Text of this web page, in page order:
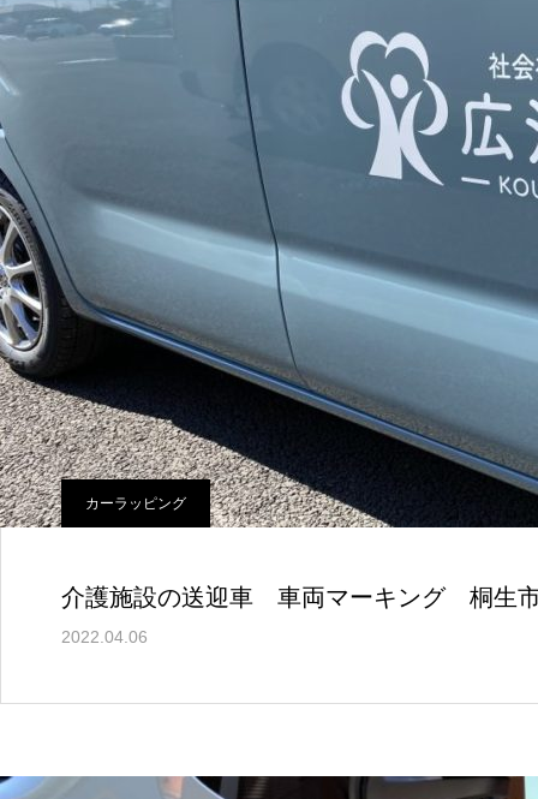
カーラッピング
介護施設の送迎車 車両マーキング 桐生
2022.04.06